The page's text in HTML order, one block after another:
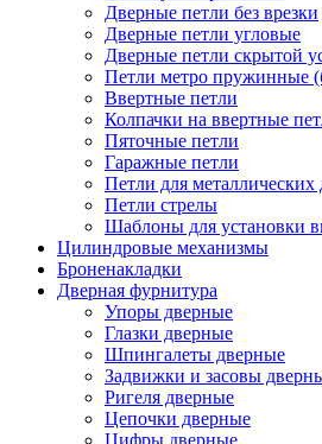
Дверные петли без врезки
Дверные петли угловые
Дверные петли скрытой
Петли метро пружинные
Ввертные петли
Колпачки на ввертные
Пяточные петли
Гаражные петли
Петли для металлических
Петли стрелы
Шаблоны для установки
Цилиндровые механизмы
Броненакладки
Дверная фурнитура
Упоры дверные
Глазки дверные
Шпингалеты дверные
Задвижки и засовы
Ригеля дверные
Цепочки дверные
Цифры дверные